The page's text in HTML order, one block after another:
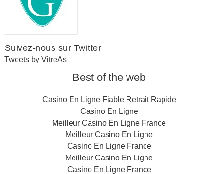
Suivez-nous sur Twitter
Tweets by VitreAs
Best of the web
Casino En Ligne Fiable Retrait Rapide
Casino En Ligne
Meilleur Casino En Ligne France
Meilleur Casino En Ligne
Casino En Ligne France
Meilleur Casino En Ligne
Casino En Ligne France